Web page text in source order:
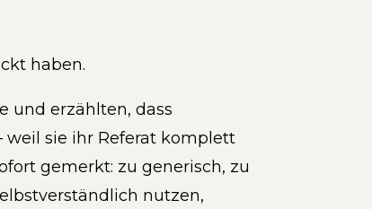
haben.
und erzählten, dass
weil sie ihr Referat komplett
gemerkt: zu generisch, zu
nutzen,